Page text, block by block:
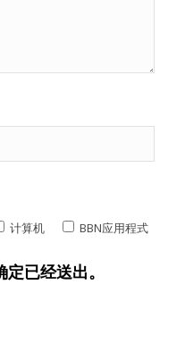
计算机 BBN应用程式
已经送出。